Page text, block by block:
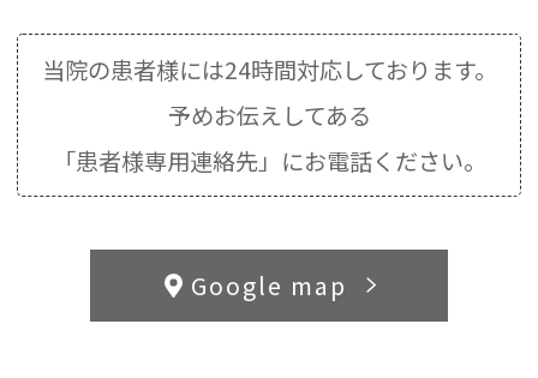
当院の患者様には24時間対応しております。
予めお伝えしてある
「患者様専用連絡先」にお電話ください。
Google map